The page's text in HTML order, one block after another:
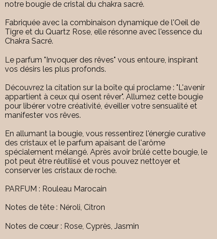
notre bougie de cristal du chakra sacré.
Fabriquée avec la combinaison dynamique de l'Oeil de
Tigre et du Quartz Rose, elle résonne avec l'essence du
Chakra Sacré.
Le parfum "Invoquer des rêves" vous entoure, inspirant
vos désirs les plus profonds.
Découvrez la citation sur la boîte qui proclame : "L'avenir
appartient à ceux qui osent rêver". Allumez cette bougie
pour libérer votre créativité, éveiller votre sensualité et
manifester vos rêves.
En allumant la bougie, vous ressentirez l'énergie curative
des cristaux et le parfum apaisant de l'arôme
spécialement mélangé. Après avoir brûlé cette bougie, le
pot peut être réutilisé et vous pouvez nettoyer et
conserver les cristaux de roche.
PARFUM : Rouleau Marocain
Notes de tête : Néroli, Citron
Notes de cœur : Rose, Cyprès, Jasmin